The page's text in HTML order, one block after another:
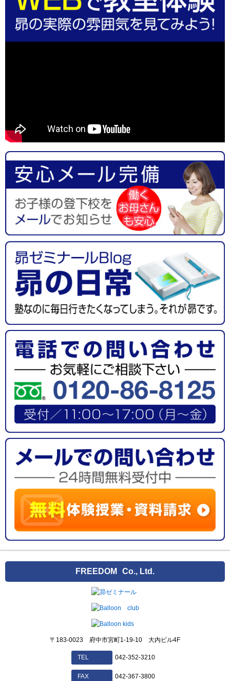
FREEDOM Co., Ltd.
〒183-0023 府中市宮町1-19-10 大内ビル4F
TEL 042-352-3210
FAX 042-367-3800